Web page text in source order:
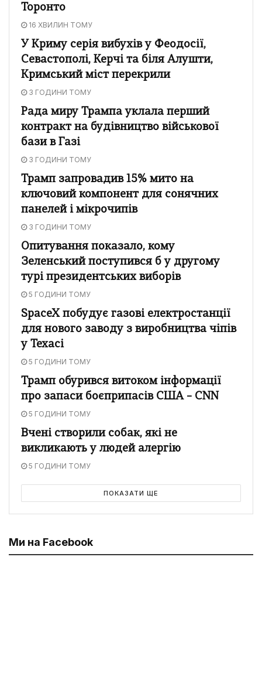
Торонто
16 ХВИЛИН ТОМУ
У Криму серія вибухів у Феодосії,
Севастополі, Керчі та біля Алушти,
Кримський міст перекрили
3 ГОДИНИ ТОМУ
Рада миру Трампа уклала перший
контракт на будівництво військової
бази в Газі
3 ГОДИНИ ТОМУ
Трамп запровадив 15% мито на
ключовий компонент для сонячних
панелей і мікрочипів
3 ГОДИНИ ТОМУ
Опитування показало, кому
Зеленський поступився б у другому
турі президентських виборів
5 ГОДИНИ ТОМУ
SpaceX побудує газові електростанції
для нового заводу з виробництва чіпів
у Техасі
5 ГОДИНИ ТОМУ
Трамп обурився витоком інформації
про запаси боєприпасів США – CNN
5 ГОДИНИ ТОМУ
Вчені створили собак, які не
викликають у людей алергію
5 ГОДИНИ ТОМУ
ПОКАЗАТИ ЩЕ
Ми на Facebook